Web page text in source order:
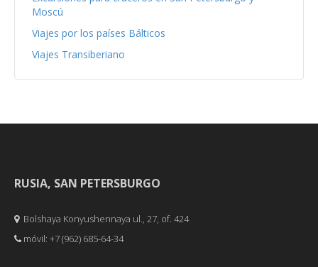
Moscú
Viajes por los países Bálticos
Viajes Transiberiano
RUSIA, SAN PETERSBURGO
Bolshaya Konyushennaya ul., 27, of. 424
móvil: +7 (962) 685-64-34